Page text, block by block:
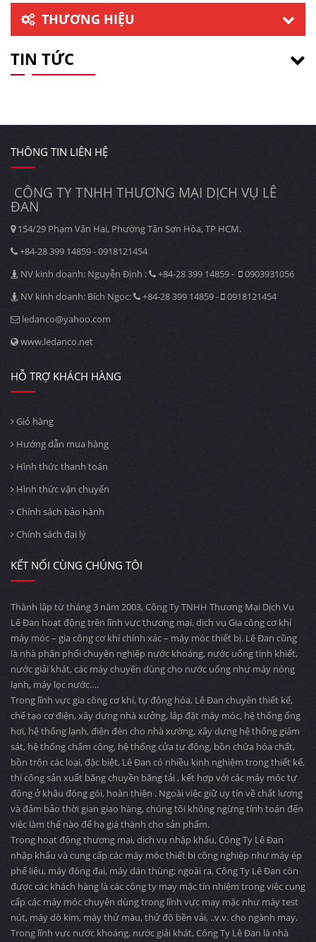
THƯƠNG HIỆU
TIN TỨC
THÔNG TIN LIÊN HỆ
CÔNG TY TNHH THƯƠNG MẠI DỊCH VỤ LÊ
ĐAN
154/29 Phạm Văn Hai, Phường Tân Sơn Hòa, TP HCM.
+84-28 399 14859 - 0918121454
NV kinh doanh: Nguyễn Định :
+84-28 399 14859 -
0903931056
NV kinh doanh: Bích Ngọc:
+84-28 399 14859 -
0918121454
ledanco@yahoo.com
www.ledanco.net
HỖ TRỢ KHÁCH HÀNG
Giỏ hàng
Hướng dẫn mua hàng
Hình thức thanh toán
Hình thức vận chuyển
Chính sách bảo hành
Chính sách đại lý
KẾT NỐI CÙNG CHÚNG TÔI
Thành lập từ tháng 3 năm 2003, Công Ty TNHH Thương Mại Dịch Vụ
Lê Đan hoạt động trên lĩnh vực thương mại, dịch vụ Gia công cơ khí
máy móc – gia công cơ khí chính xác – máy móc thiết bị. Lê Đan cũng
là nhà phân phối chuyên nghiệp nước khoáng, nước uống tinh khiết,
nước giải khát, các máy chuyên dùng cho nước uống như máy nóng
lạnh, máy lọc nước….
Trong lĩnh vực gia công cơ khí, tự động hóa, Lê Đan chuyên thiết kế,
chế tạo cơ điện, xây dựng nhà xưởng, lắp đặt máy móc, hệ thống ống
hơi, hệ thống lạnh, điện đèn cho nhà xường, xây dựng hệ thống giám
sát, hệ thống chấm công, hệ thống cửa tự động, bồn chứa hóa chất,
bồn trộn các loại, đặc biệt, Lê Đan có nhiều kinh nghiệm trong thiết kế,
thi công sản xuất băng chuyền băng tải , kết hợp với các máy móc tự
động ở khâu đóng gói, hoàn thiện . Ngoài việc giữ uy tín về chất lượng
và đảm bảo thời gian giao hàng, chúng tôi không ngừng tính toán đến
việc làm thế nào để hạ giá thành cho sản phẩm.
Trong hoạt động thương mại, dịch vụ nhập khẩu, Công Ty Lê Đan
nhập khẩu và cung cấp các máy móc thiết bị công nghiệp như máy ép
phế liệu, máy đóng đai, máy dán thùng; ngoài ra, Công Ty Lê Đan còn
được các khách hàng là các công ty may mặc tín nhiệm trong việc cung
cấp các máy móc chuyên dùng trong lĩnh vực may mặc như máy test
nút, máy dò kim, máy thử màu, thử độ bền vải, ..v.v. cho ngành may.
Trong lĩnh vực nước khoáng, nước giải khát, Công Ty Lê Đan là nhà